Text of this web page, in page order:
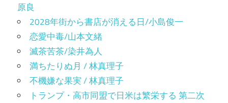
原良
2028年街から書店が消える日/小島俊一
恋愛中毒/山本文緒
滅茶苦茶/染井為人
満ちたりぬ月 / 林真理子
不機嫌な果実 / 林真理子
トランプ・高市同盟で日米は繁栄する 第二次